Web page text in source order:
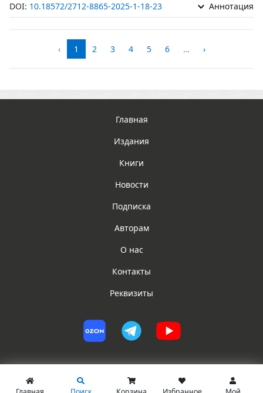
DOI: 10.18572/2712-8865-2025-1-18-23 Аннотация
‹ 1 2 3 4 5 6 … ›
Главная
Издания
Книги
Новости
Подписка
Авторам
О нас
Контакты
Реквизиты